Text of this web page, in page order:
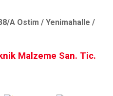
A Ostim / Yenimahalle /
Malzeme San. Tic.